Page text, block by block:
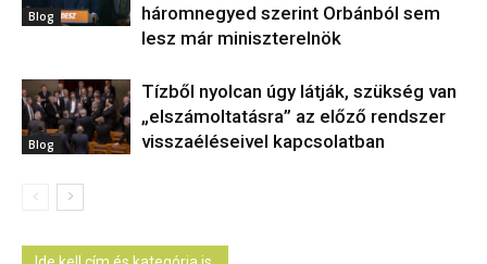
Blog
háromnegyed szerint Orbánból sem
lesz már miniszterelnök
Blog
Tízből nyolcan úgy látják, szükség van
„elszámoltatásra” az előző rendszer
visszaéléseivel kapcsolatban